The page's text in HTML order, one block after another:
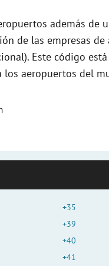
además de
de las empresas
Este código
aeropuertos del
+35
+39
+40
+41